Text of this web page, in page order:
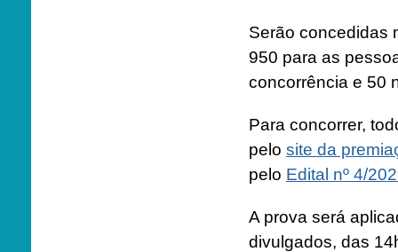
Serão concedidas
950 para as
concorrência e 50
Para concorrer,
pelo site da
pelo Edital nº 4/
A prova será
divulgados, das